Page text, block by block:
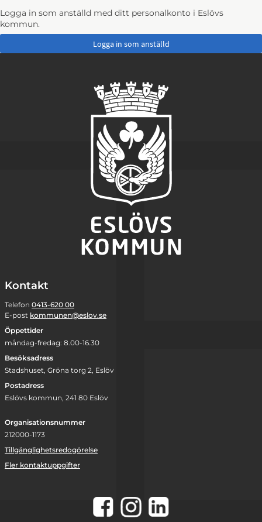
Logga in som anställd med ditt personalkonto i Eslövs
kommun.
Kontakt
Telefon 0413-620 00
E-post kommunen@eslov.se
Öppettider
måndag-fredag: 8.00-16.30
Besöksadress
Stadshuset, Gröna torg 2, Eslöv
Postadress
Eslövs kommun, 241 80 Eslöv
Organisationsnummer
212000-1173
Tillgänglighetsredogörelse
Fler kontaktuppgifter
Facebook
Instagram